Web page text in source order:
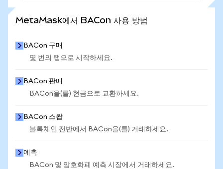
MetaMask에서 BACon 사용 방법
BACon 구매
몇 번의 탭으로 시작하세요.
BACon 판매
BACon을(를) 현금으로 교환하세요.
BACon 스왑
블록체인 전반에서 BACon을(를) 거래하세요.
예측
BACon 및 암호화폐 예측 시장에서 거래하세요.